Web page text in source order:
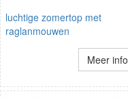
luchtige zomertop met
raglanmouwen
Meer info